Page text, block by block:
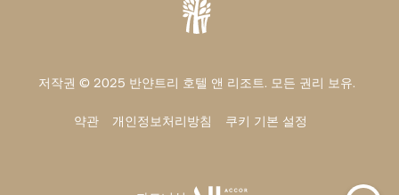
저작권 © 2025 반얀트리 호텔 앤 리조트. 모든 권리 보유.
약관 개인정보처리방침 쿠키 기본 설정